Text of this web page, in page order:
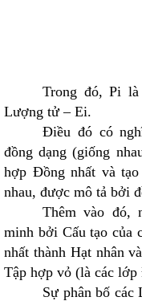
Trong đó, Pi
Lượng tử – Ei.
Điều đó có
đồng dạng (giống
hợp Đồng nhất và
nhau, được mô tả bởi
Thêm vào đó,
minh bởi Cấu tạo của
nhất thành Hạt nhân
Tập hợp vỏ (là các
Sự phân bố